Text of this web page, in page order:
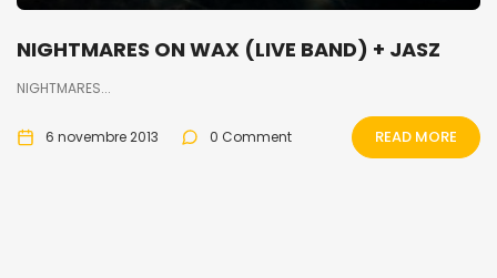
NIGHTMARES ON WAX (LIVE BAND) + JASZ
NIGHTMARES...
6 novembre 2013 0 Comment READ MORE